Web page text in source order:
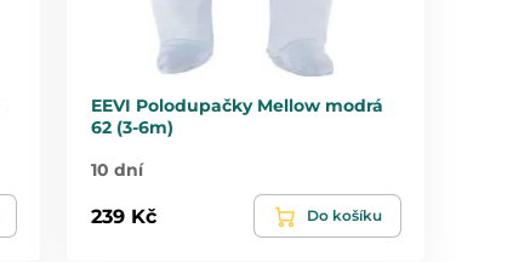
EEVI Polodupačky Mellow modrá
62 (3-6m)
10 dní
239 Kč Do košíku